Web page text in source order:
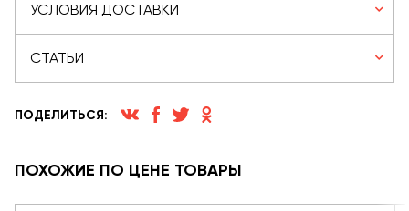
УСЛОВИЯ ДОСТАВКИ
СТАТЬИ
ПОДЕЛИТЬСЯ:
ПОХОЖИЕ ПО ЦЕНЕ ТОВАРЫ